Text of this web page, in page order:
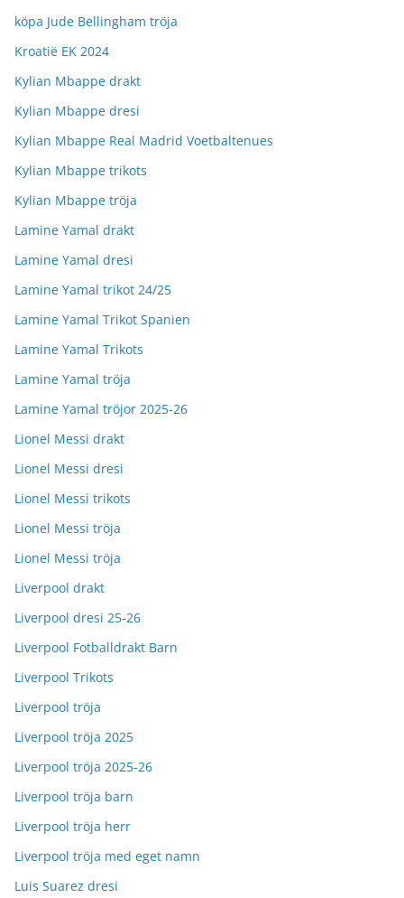
köpa Jude Bellingham tröja
Kroatië EK 2024
Kylian Mbappe drakt
Kylian Mbappe dresi
Kylian Mbappe Real Madrid Voetbaltenues
Kylian Mbappe trikots
Kylian Mbappe tröja
Lamine Yamal drakt
Lamine Yamal dresi
Lamine Yamal trikot 24/25
Lamine Yamal Trikot Spanien
Lamine Yamal Trikots
Lamine Yamal tröja
Lamine Yamal tröjor 2025-26
Lionel Messi drakt
Lionel Messi dresi
Lionel Messi trikots
Lionel Messi tröja
Lionel Messi tröja
Liverpool drakt
Liverpool dresi 25-26
Liverpool Fotballdrakt Barn
Liverpool Trikots
Liverpool tröja
Liverpool tröja 2025
Liverpool tröja 2025-26
Liverpool tröja barn
Liverpool tröja herr
Liverpool tröja med eget namn
Luis Suarez dresi